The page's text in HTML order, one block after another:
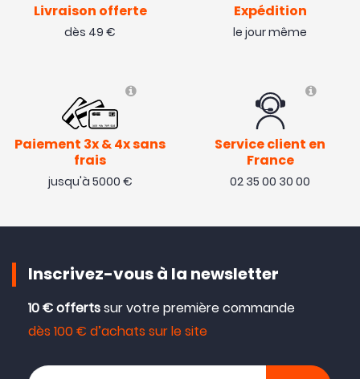
Livraison offerte
dès 49 €
Expédition
le jour même
Paiement 3x & 4x sans
frais
jusqu'à 5000 €
Service client en
France
02 35 00 30 00
Inscrivez-vous à la newsletter
10 € offertssur votre première commande
dès 100 € d’achats sur le site